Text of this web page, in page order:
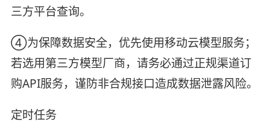
三方平台查询。
④为保障数据安全，优先使用移动云模型服务；
若选用第三方模型厂商，请务必通过正规渠道订
购API服务，谨防非合规接口造成数据泄露风险。
定时任务